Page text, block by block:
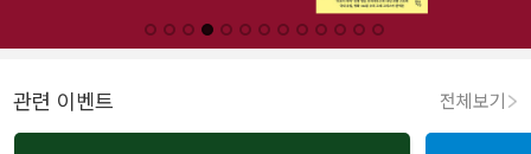
관련 이벤트 전체보기